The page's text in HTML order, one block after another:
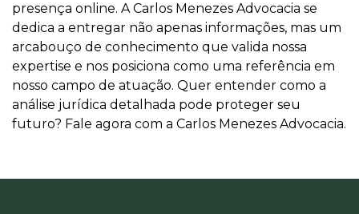
presença online. A Carlos Menezes Advocacia se
dedica a entregar não apenas informações, mas um
arcabouço de conhecimento que valida nossa
expertise e nos posiciona como uma referência em
nosso campo de atuação. Quer entender como a
análise jurídica detalhada pode proteger seu
futuro? Fale agora com a Carlos Menezes Advocacia.